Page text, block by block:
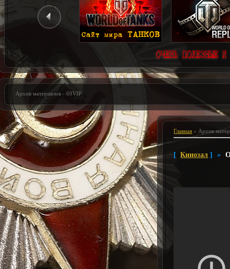
Архив материалов - 69VIP
Главная » Архив
[ Кинозал ] »